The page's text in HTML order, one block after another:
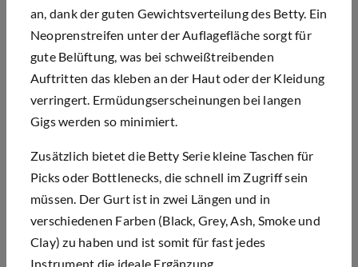
an, dank der guten Gewichtsverteilung des Betty. Ein
Neoprenstreifen unter der Auflagefläche sorgt für
gute Belüftung, was bei schweißtreibenden
Auftritten das kleben an der Haut oder der Kleidung
verringert. Ermüdungserscheinungen bei langen
Gigs werden so minimiert.
Zusätzlich bietet die Betty Serie kleine Taschen für
Picks oder Bottlenecks, die schnell im Zugriff sein
müssen. Der Gurt ist in zwei Längen und in
verschiedenen Farben (Black, Grey, Ash, Smoke und
Clay) zu haben und ist somit für fast jedes
Instrument die ideale Ergänzung.